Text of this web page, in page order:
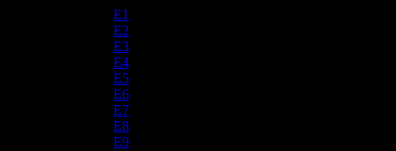
E1
E2
E3
E4
E5
E6
E7
E8
E9